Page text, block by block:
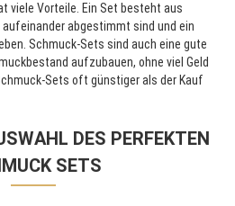
viele Vorteile. Ein Set besteht aus
abgestimmt sind und ein
Schmuck-Sets sind auch eine gute
aufzubauen, ohne viel Geld
Sets oft günstiger als der Kauf
DES PERFEKTEN
SETS